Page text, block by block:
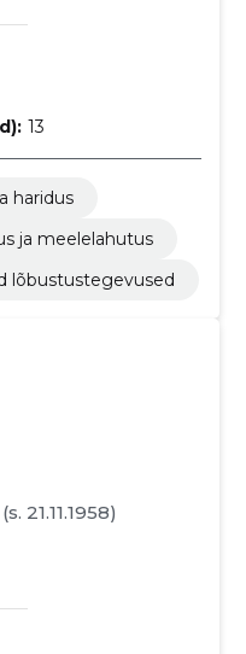
13
haridus
ja meelelahutus
lõbustustegevused
(s. 21.11.1958)